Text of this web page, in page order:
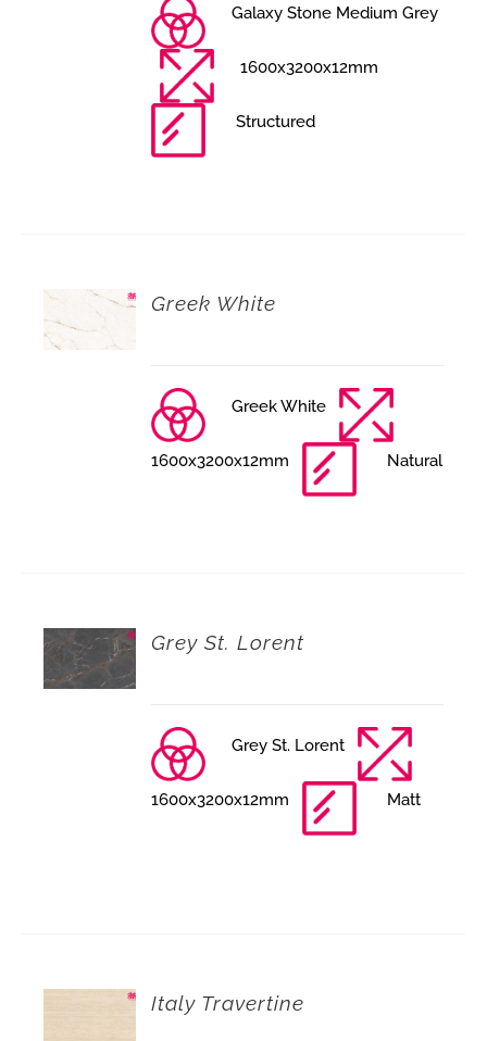
Galaxy Stone Medium Grey
1600x3200x12mm
Structured
Greek White
Greek White
1600x3200x12mm Natural
Grey St. Lorent
Grey St. Lorent
1600x3200x12mm Matt
Italy Travertine